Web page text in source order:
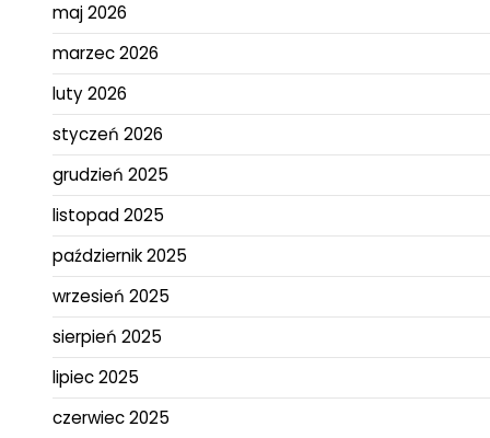
maj 2026
marzec 2026
luty 2026
styczeń 2026
grudzień 2025
listopad 2025
październik 2025
wrzesień 2025
sierpień 2025
lipiec 2025
czerwiec 2025